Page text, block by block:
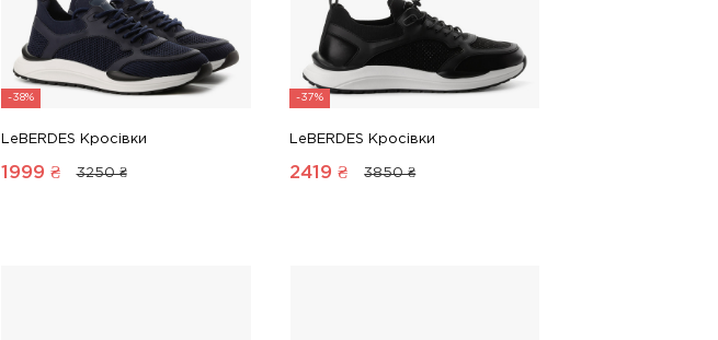
-38%
LeBERDES Кросівки
1999 ₴ 3250 ₴
-37%
LeBERDES Кросівки
2419 ₴ 3850 ₴